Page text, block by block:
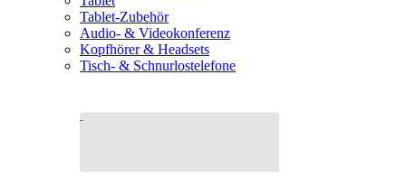
Tablet-Zubehör
Audio- & Videokonferenz
Kopfhörer & Headsets
Tisch- & Schnurlostelefone